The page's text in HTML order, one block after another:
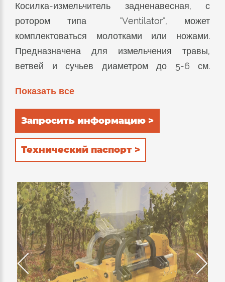
Косилка-измельчитель задненавесная, с
ротором типа "Ventilator", может
комплектоваться молотками или ножами.
Предназначена для измельчения травы,
ветвей и сучьев диаметром до 5-6 см.
внутренней рамы, полностью выполненной
из HARDOX® (износостойкая и
антиабразивная сталь). Двойное положение
заднего опорного ролика: 1)
самоочищающееся: выброс измельченной
трактором мощности снижается до минимума,
что, в свою очередь, обеспечивает
увеличение экономичности 2) заднее: масса
дольше удерживается внутри режущего узла
для дополнительного измельчения. 3 ряда
установленных внутри контрножей
обеспечивают великолепное качество
Показать все
Запросить информацию >
Технический паспорт >